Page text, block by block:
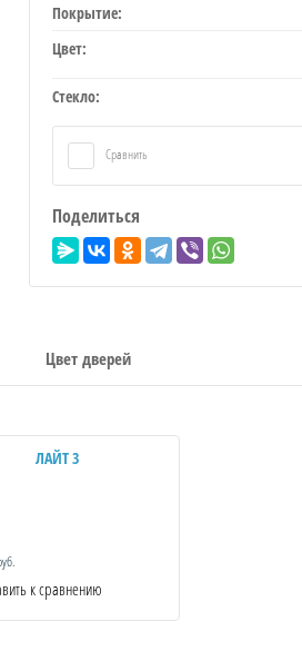
Покрытие:
Цвет:
Стекло:
Сравнить
Поделиться
Цвет дверей
ЛАЙТ 3
к сравнению